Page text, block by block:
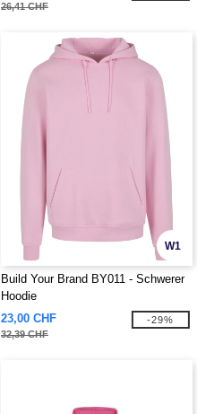
26,41 CHF
W1
Build Your Brand BY011 - Schwerer
Hoodie
23,00 CHF
32,39 CHF
-29%